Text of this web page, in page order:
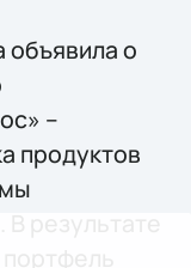
объявила о
–
продуктов